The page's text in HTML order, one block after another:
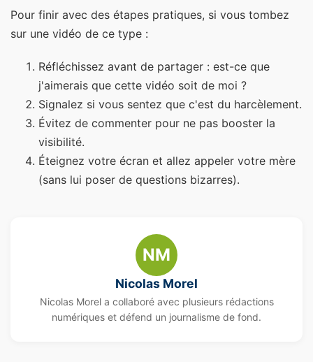
Pour finir avec des étapes pratiques, si vous tombez
sur une vidéo de ce type :
Réfléchissez avant de partager : est-ce que
j'aimerais que cette vidéo soit de moi ?
Signalez si vous sentez que c'est du harcèlement.
Évitez de commenter pour ne pas booster la
visibilité.
Éteignez votre écran et allez appeler votre mère
(sans lui poser de questions bizarres).
NM
Nicolas Morel
Nicolas Morel a collaboré avec plusieurs rédactions
numériques et défend un journalisme de fond.